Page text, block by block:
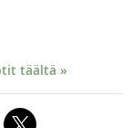
täältä »